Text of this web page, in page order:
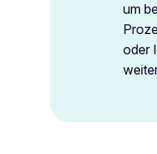
um
oder